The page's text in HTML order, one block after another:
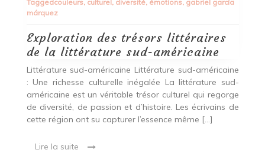
qu’un simple magasin […]
Lire la suite